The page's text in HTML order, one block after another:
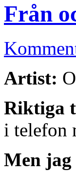
Från
Artist:
Riktiga
i telefon
Men jag